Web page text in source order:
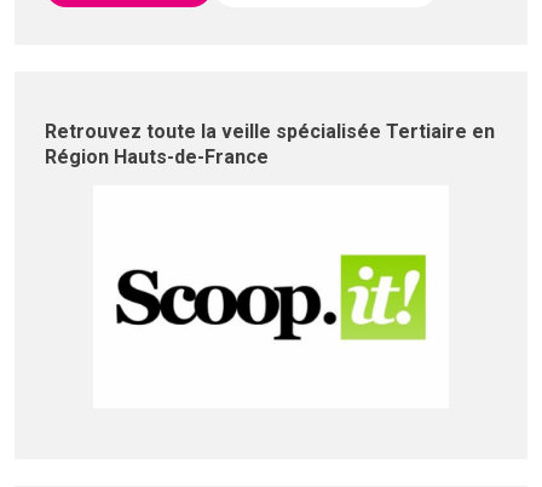
Retrouvez toute la veille spécialisée Tertiaire en
Région Hauts-de-France